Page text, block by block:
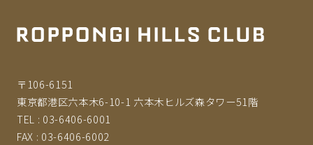
〒106-6151
東京都港区六本木6-10-1 六本木ヒルズ森タワー51階
TEL : 03-6406-6001
FAX : 03-6406-6002